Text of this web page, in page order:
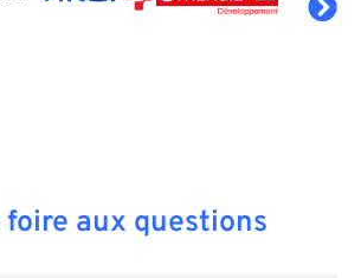
foire aux questions